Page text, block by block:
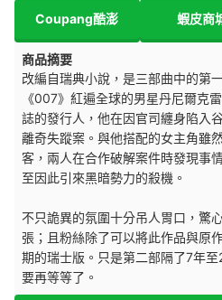
Coupang酷澎 蝦皮商
商品摘要
改編自瑞典小說，是三部曲中的第
《007》紅遍全球的男星丹尼爾克
誌的發行人，他在因官司纏身陷入
離奇失蹤案。與他搭配的女主角雖
客，兩人在合作破解案件時發現事
至因此引來黑暗勢力的殺機。
不只詭異的氛圍十分吊人胃口，驚
張；且粉絲除了可以將此作品與原
期的瑞士版。只是第二部隔了7年
要再等等了。